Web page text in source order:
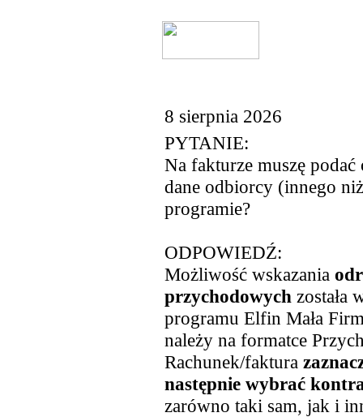
8 sierpnia 2026
PYTANIE:
Na fakturze muszę
dane odbiorcy (innego
programie?
ODPOWIEDŹ:
Możliwość wskazania
przychodowych została
programu Elfin Mała
należy na formatce
Rachunek/faktura
następnie wybrać
zarówno taki sam, jak i